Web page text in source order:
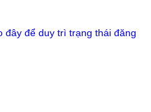
đây để duy trì trạng thái đăng